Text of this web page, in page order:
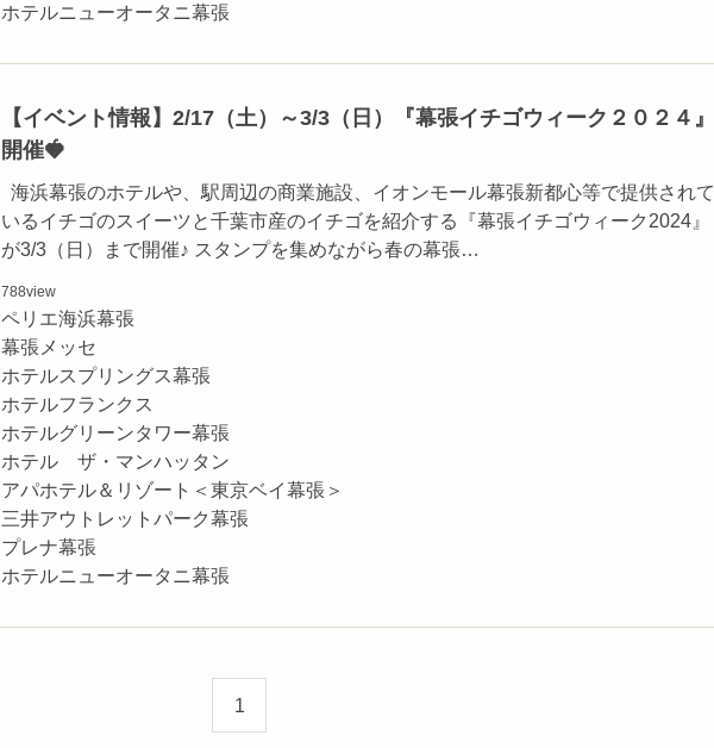
ホテルニューオータニ幕張
【イベント情報】2/17（土）～3/3（日）『幕張イチゴウィーク２０２４』
開催🍓
海浜幕張のホテルや、駅周辺の商業施設、イオンモール幕張新都心等で提供されて
いるイチゴのスイーツと千葉市産のイチゴを紹介する『幕張イチゴウィーク2024』
が3/3（日）まで開催♪ スタンプを集めながら春の幕張…
788view
ペリエ海浜幕張
幕張メッセ
ホテルスプリングス幕張
ホテルフランクス
ホテルグリーンタワー幕張
ホテル ザ・マンハッタン
アパホテル＆リゾート＜東京ベイ幕張＞
三井アウトレットパーク幕張
プレナ幕張
ホテルニューオータニ幕張
1